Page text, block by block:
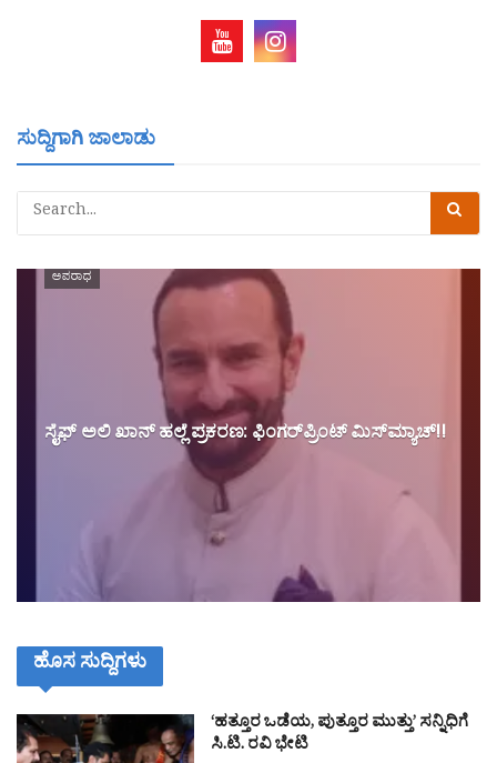
ಸುದ್ದಿಗಾಗಿ ಜಾಲಾಡು
ಅಪರಾಧ
ಸೈಫ್ ಅಲಿ ಖಾನ್ ಹಲ್ಲೆ ಪ್ರಕರಣ: ಫಿಂಗರ್‌ಪ್ರಿಂಟ್ ಮಿಸ್‌ಮ್ಯಾಚ್!!
ಹೊಸ ಸುದ್ದಿಗಳು
‘ಹತ್ತೂರ ಒಡೆಯ, ಪುತ್ತೂರ ಮುತ್ತು’ ಸನ್ನಿಧಿಗೆ
ಸಿ.ಟಿ. ರವಿ ಭೇಟಿ